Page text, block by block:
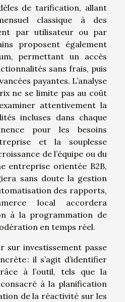
de tarification, allant
classique à des
par utilisateur ou par
proposent également
permettant un accès
sans frais, puis
payantes. L’analyse
ne se limite pas au coût
attentivement la
incluses dans chaque
pour les besoins
et la souplesse
de l’équipe ou du
entreprise orientée B2B,
sans doute la gestion
des rapports,
local accordera
à la programmation de
en temps réel.
sur investissement passe
: il s’agit d’identifier
à l’outil, tels que la
à la planification
de la réactivité sur les